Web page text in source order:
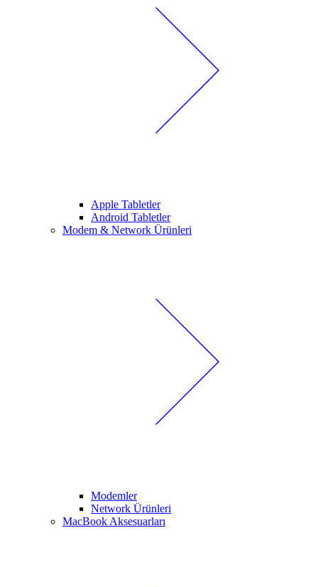
Apple Tabletler
Android Tabletler
Modem & Network Ürünleri
Modemler
Network Ürünleri
MacBook Aksesuarları